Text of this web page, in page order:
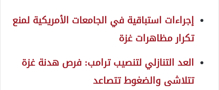
إجراءات استباقية في الجامعات الأمريكية لمنع
تكرار مظاهرات غزة
العد التنازلي لتنصيب ترامب: فرص هدنة غزة
تتلاشى والضغوط تتصاعد